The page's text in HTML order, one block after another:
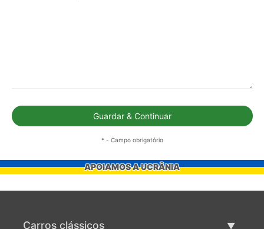
Guardar & Continuar
* - Campo obrigatório
APOIAMOS A UCRÂNIA
Carros clássicos